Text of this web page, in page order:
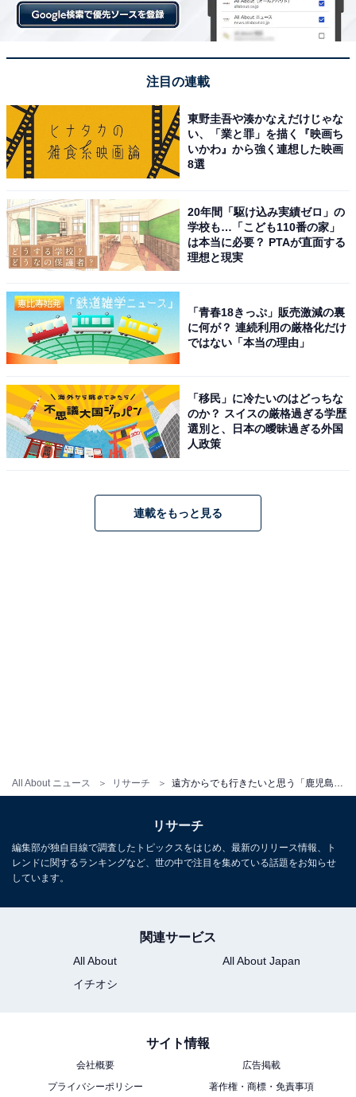
All About ニュース リサーチ
こちらもおすすめ
遠方からでも行きたいと思う「熊本県の道の
駅」ランキング！ 2位「七城メロンドーム」を
抑えた1位は？ 【2025年調査】
注目の連載
東野圭吾や湊かなえだけじゃな
い、「業と罪」を描く『映画ち
いかわ』から強く連想した映画
8選
20年間「駆け込み実績ゼロ」の
学校も…「こども110番の家」
は本当に必要？ PTAが直面する
理想と現実
「青春18きっぷ」販売激減の裏
に何が？ 連続利用の厳格化だけ
ではない「本当の理由」
「移民」に冷たいのはどっちな
のか？ スイスの厳格過ぎる学歴
選別と、日本の曖昧過ぎる外国
人政策
連載をもっと見る
リサーチ
編集部が独自目線で調査したトピックスをはじめ、最新のリリース情報、ト
レンドに関するランキングなど、世の中で注目を集めている話題をお知らせ
しています。
関連サービス
All About
All About Japan
イチオシ
サイト情報
会社概要
広告掲載
プライバシーポリシー
著作権・商標・免責事項